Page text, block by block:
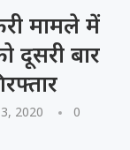
मामले में
दूसरी बार
2020
0